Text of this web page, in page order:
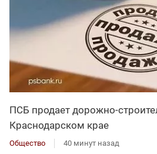
ПСБ продает дорожно-
Краснодарском крае
Общество 40 минут назад